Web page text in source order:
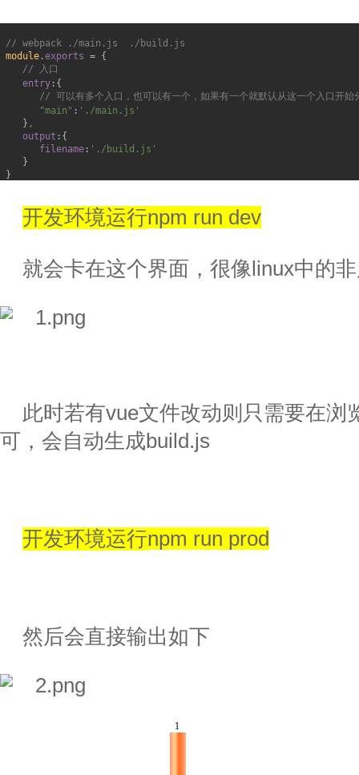
// webpack ./main.js
./build.js
module .exports = {
//
入口
entry :{
// 可以有多个入口，也可以有一个，如果有一个就默认从这一个入口开始
"main" : './main.js'
} ,
output :{
filename : './build.js'
}
}
开发环境运行npm run dev
就会卡在这个界面，很像 linux中的
此时若有vue文件改动则只需要在浏
可，会自动生成build.js
开发环境运行npm run prod
然后会直接输出如下